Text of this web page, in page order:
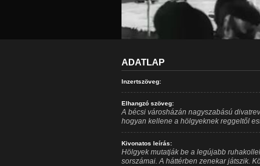
ADATLAP
Inzertszöveg:
Elhangzó szöveg:
A bécsi városházán nagyszabású
hogyan kellene a hölgyeknek reggeltől
Kivonatos leírás:
Hölgyek mutatják be a legújabb
sorszámai. A háttérben zenekar játszik.